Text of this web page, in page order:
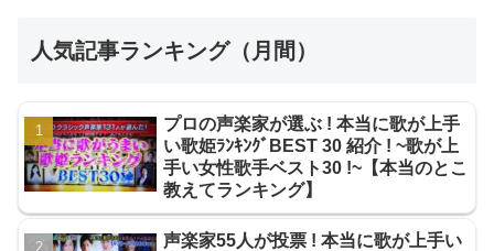
人気記事ランキング（月間）
プロの声楽家が選ぶ ! 本当に歌が上手
い歌姫ﾗﾝｷﾝｸﾞBEST 30 紹介 ! ~歌が上
手い女性歌手ベスト30 !~【本当のとこ
教えてランキング】
声楽家55人が投票 ! 本当に歌が上手い